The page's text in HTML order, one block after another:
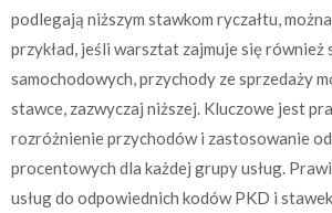
podlegają niższym stawkom ryczałtu,
przykład, jeśli warsztat zajmuje się również
samochodowych, przychody ze sprzedaży
stawce, zazwyczaj niższej. Kluczowe jest
rozróżnienie przychodów i zastosowanie
procentowych dla każdej grupy usług.
usług do odpowiednich kodów PKD i